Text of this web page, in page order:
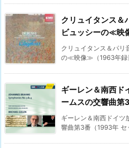
クリュイタンス＆
ビュッシーの≪映
クリュイタンス＆パリ
の≪映像≫（1963年録
ギーレン＆南西ド
ームスの交響曲第
ギーレン＆南西ドイツ
響曲第3番（1993年 セ